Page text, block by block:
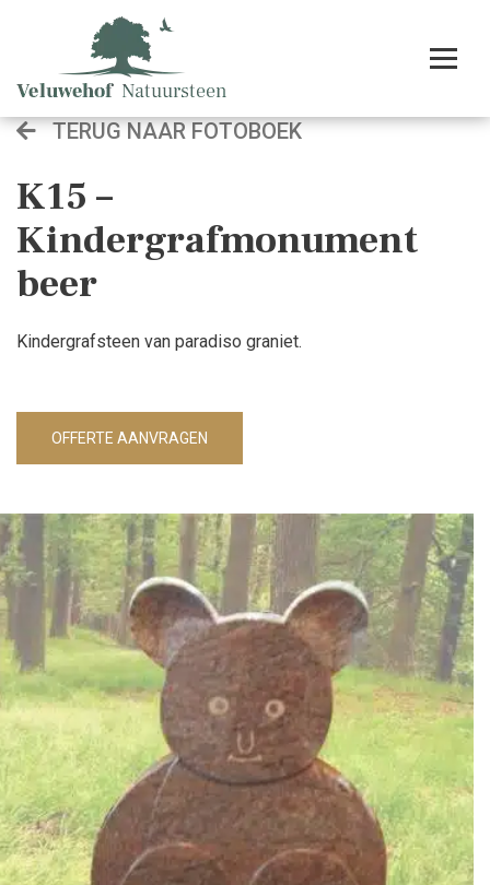
TERUG NAAR FOTOBOEK
K15 –
Kindergrafmonument
beer
Kindergrafsteen van paradiso graniet.
OFFERTE AANVRAGEN